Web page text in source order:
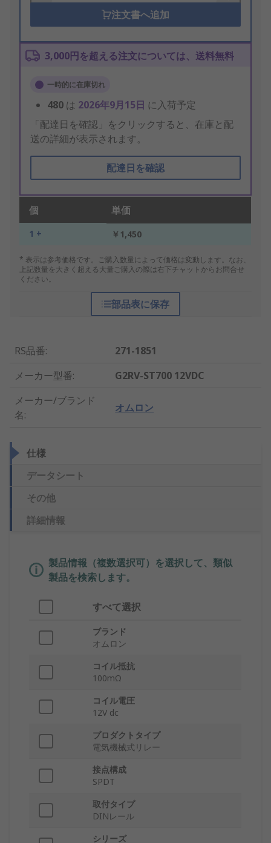
注文書へ追加
3,000円を超える注文については、送料無料
一時的に在庫切れ
480 は 2026年9月15日 に入荷予定
「配達日を確認」をクリックすると、在庫と配
送の詳細が表示されます。
配達日を確認
個 単価
1 + ￥1,450
* 表示は参考価格です。ご購入数量によって価格は変動します。なお、
上記数量を大きく超える大量ご購入の際は右下チャットからお問合せ
ください。
部品表に保存
RS品番:
271-1851
メーカー型番:
G2RV-ST700 12VDC
メーカー/ブランド
名:
オムロン
仕様
データシート
その他
詳細情報
製品情報（複数選択可）を選択して、類似
製品を検索します。
すべて選択
ブランド
オムロン
コイル抵抗
100mΩ
コイル電圧
12V dc
プロダクトタイプ
電気機械式リレー
接点構成
SPDT
取付タイプ
DINレール
シリーズ